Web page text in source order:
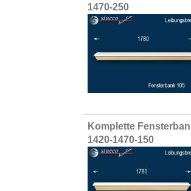
1470-250
Komplette
1420-1470-150